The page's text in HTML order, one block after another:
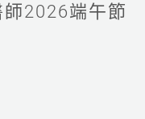
2026端午節